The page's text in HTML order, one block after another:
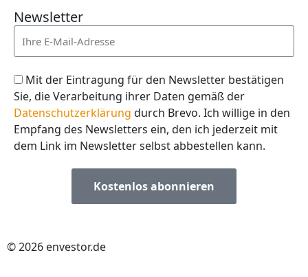
Newsletter
Mit der Eintragung für den Newsletter bestätigen
Sie, die Verarbeitung ihrer Daten gemäß der
Datenschutzerklärung durch Brevo. Ich willige in den
Empfang des Newsletters ein, den ich jederzeit mit
dem Link im Newsletter selbst abbestellen kann.
Kostenlos abonnieren
© 2026 envestor.de